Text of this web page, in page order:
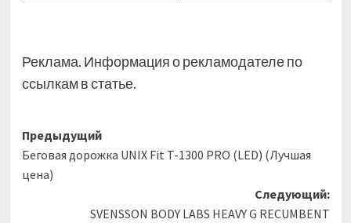
Реклама. Информация о рекламодателе по
ссылкам в статье.
Навигация
записи
Предыдущий
Беговая дорожка UNIX Fit T-1300 PRO (LED) (Лучшая
цена)
Следующий:
SVENSSON BODY LABS HEAVY G RECUMBENT